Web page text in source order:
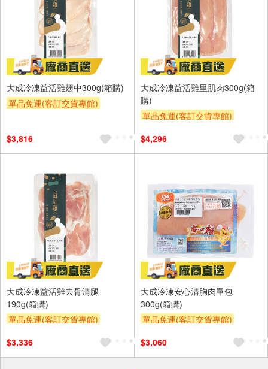
大成冷凍益活雞翅中300g(箱購)
單品免運(客訂交貨專館)
$3,816
大成冷凍益活雞里肌肉300g(箱
購)
單品免運(客訂交貨專館)
$4,296
大成冷凍益活雞去骨清腿
190g(箱購)
單品免運(客訂交貨專館)
$3,336
大成冷凍安心清胸肉單包
300g(箱購)
單品免運(客訂交貨專館)
$3,060